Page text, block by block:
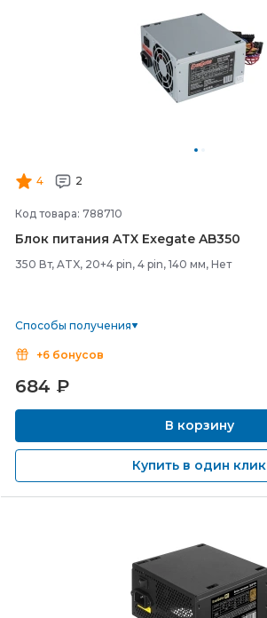
4 2
Код товара: 788710
Блок питания ATX Exegate AB350
350 Вт, ATX, 20+4 pin, 4 pin, 140 мм, Нет
Способы получения
+6 бонусов
684 ₽
В корзину
Купить в один клик